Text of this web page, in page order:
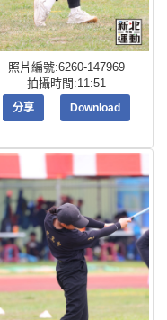
照片編號:6260-147969
拍攝時間:11:51
分享 Download